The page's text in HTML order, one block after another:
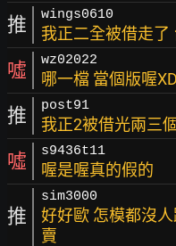
推 wings0610
我正二全被借走了
噓 wz02022
哪一檔 當個版喔
推 post91
我正2被借光兩三
噓 s9436t11
喔是喔真的假的
推
sim3000
好好歐 怎模都沒
賣